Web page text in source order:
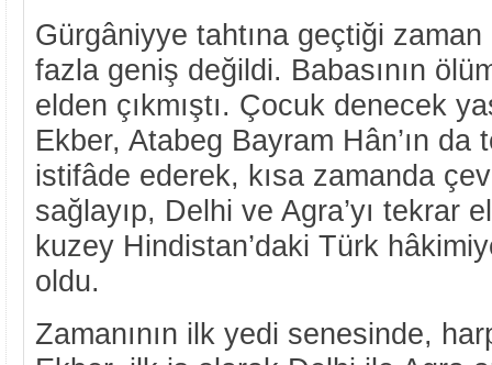
Gürgâniyye tahtına geçtiği
fazla geniş değildi. Babasının
elden çıkmıştı. Çocuk denecek
Ekber, Atabeg Bayram Hân’ın da
istifâde ederek, kısa zamanda
sağlayıp, Delhi ve Agra’yı tekrar
kuzey Hindistan’daki Türk
oldu.
Zamanının ilk yedi senesinde,